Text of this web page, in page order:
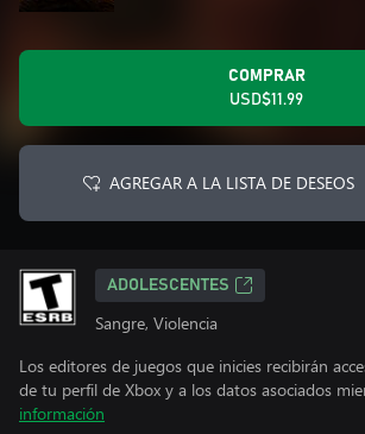
COMPRAR
USD$11.99
AGREGAR A LA LISTA DE DESEOS
ADOLESCENTES
Sangre, Violencia
Los editores de juegos que inicies recibirán
de tu perfil de Xbox y a los datos asociados
información